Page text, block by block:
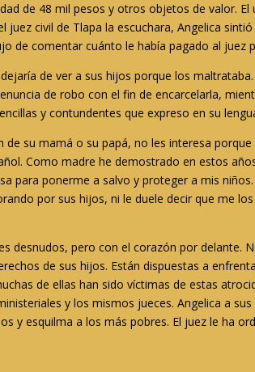
de 48 mil pesos y otros objetos de valor.
civil de Tlapa la escuchara, Angelica
de comentar cuánto le había pagado al juez
de ver a sus hijos porque los
de robo con el fin de encarcelarla,
y contundentes que expreso en su
su mamá o su papá, no les interesa
Como madre he demostrado en estos
para ponerme a salvo y proteger a mis
por sus hijos, ni le duele decir que me
desnudos, pero con el corazón por delante.
de sus hijos. Están dispuestas a
de ellas han sido víctimas de estas
y los mismos jueces. Angelica a
y esquilma a los más pobres. El juez le ha